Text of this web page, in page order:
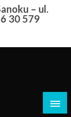
– ul.
30 579